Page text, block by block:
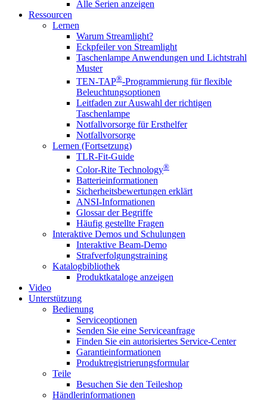
Alle Serien anzeigen
Ressourcen
Lernen
Warum Streamlight?
Eckpfeiler von Streamlight
Taschenlampe Anwendungen und Lichtstrahl
Muster
TEN-TAP®-Programmierung für flexible
Beleuchtungsoptionen
Leitfaden zur Auswahl der richtigen
Taschenlampe
Notfallvorsorge für Ersthelfer
Notfallvorsorge
Lernen (Fortsetzung)
TLR-Fit-Guide
Color-Rite Technology®
Batterieinformationen
Sicherheitsbewertungen erklärt
ANSI-Informationen
Glossar der Begriffe
Häufig gestellte Fragen
Interaktive Demos und Schulungen
Interaktive Beam-Demo
Strafverfolgungstraining
Katalogbibliothek
Produktkataloge anzeigen
Video
Unterstützung
Bedienung
Serviceoptionen
Senden Sie eine Serviceanfrage
Finden Sie ein autorisiertes Service-Center
Garantieinformationen
Produktregistrierungsformular
Teile
Besuchen Sie den Teileshop
Händlerinformationen